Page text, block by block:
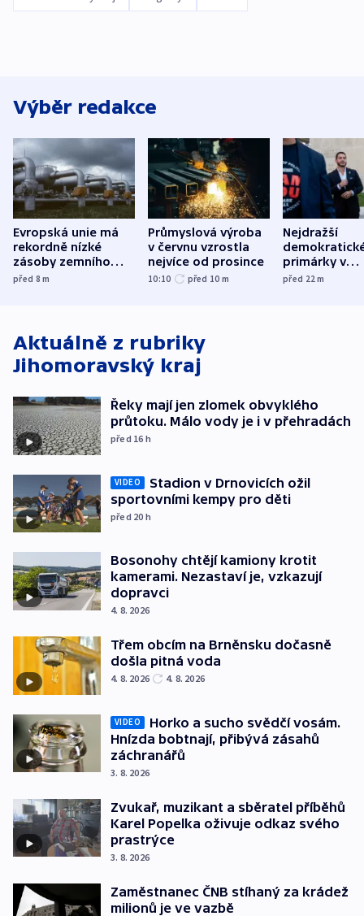
Výběr redakce
Evropská unie má
rekordně nízké
zásoby zemního
plynu
před 8m
Průmyslová výroba
v červnu vzrostla
nejvíce od prosince
10:10 před 10 m
Nejdražší
primárky v
Michiganu
před 22m
Aktuálně z rubriky
Jihomoravský kraj
Řeky mají jen zlomek obvyklého
průtoku. Málo vody je i v přehradách
před 16 h
VIDEO
Stadion v Drnovicích ožil
sportovními kempy pro děti
před 20 h
Bosonohy chtějí kamiony krotit
kamerami. Nezastaví je, vzkazují
dopravci
4. 8. 2026
Třem obcím na Brněnsku dočasně
došla pitná voda
4. 8. 2026 4. 8. 2026
VIDEO
Horko a sucho svědčí vosám.
Hnízda bobtnají, přibývá zásahů
záchranářů
3. 8. 2026
Zvukař, muzikant a sběratel příběhů
Karel Popelka oživuje odkaz svého
prastrýce
3. 8. 2026
Zaměstnanec ČNB stíhaný za krádež
milionů je ve vazbě